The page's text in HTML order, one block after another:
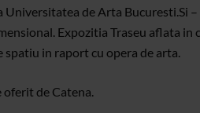
de Arta Bucuresti.Si
Expozitia Traseu aflata
spatiu in raport cu opera de arta.
oferit de Catena.